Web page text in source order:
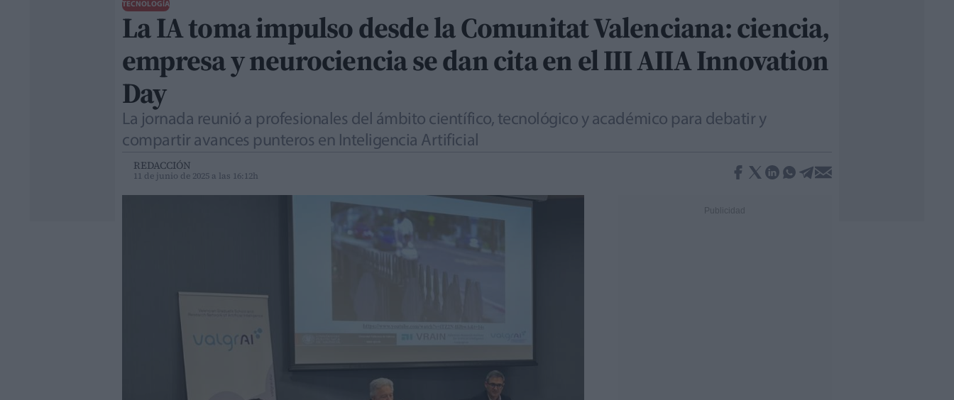
TECNOLOGÍA
La IA toma impulso desde la Comunitat Valenciana: ciencia,
empresa y neurociencia se dan cita en el III AIIA Innovation
Day
La jornada reunió a profesionales del ámbito científico, tecnológico y académico para debatir y
compartir avances punteros en Inteligencia Artificial
REDACCIÓN
11 de junio de 2025 a las 16:12h